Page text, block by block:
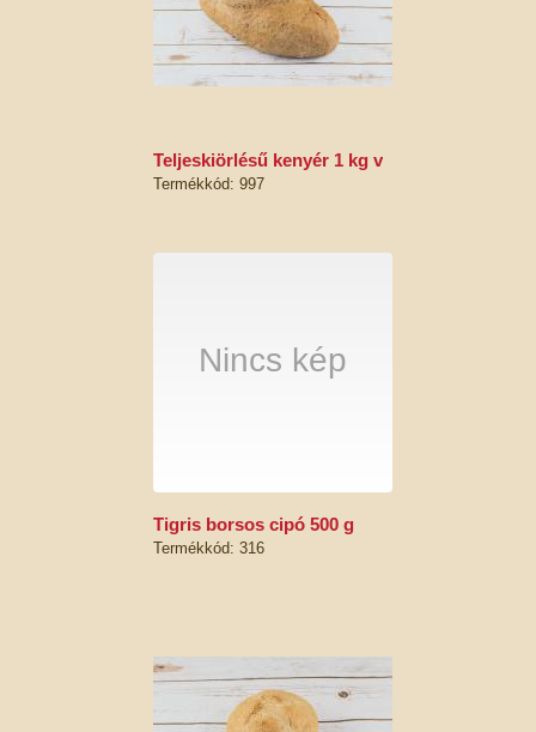
teljeskiörlésű kenyér 1 kg v
Termékkód: 997
Nincs kép
tigris borsos cipó 500 g
Termékkód: 316